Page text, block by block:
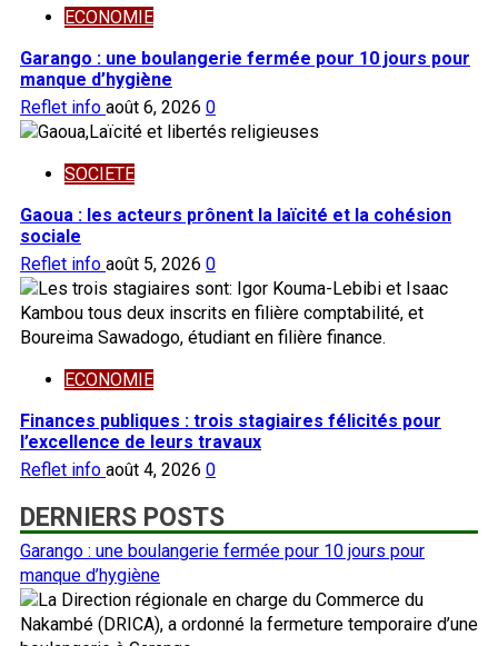
ECONOMIE
Garango : une boulangerie fermée pour 10 jours pour
manque d’hygiène
Reflet info août 6, 2026 0
SOCIETE
Gaoua : les acteurs prônent la laïcité et la cohésion
sociale
Reflet info août 5, 2026 0
ECONOMIE
Finances publiques : trois stagiaires félicités pour
l’excellence de leurs travaux
Reflet info août 4, 2026 0
DERNIERS POSTS
Garango : une boulangerie fermée pour 10 jours pour
manque d’hygiène